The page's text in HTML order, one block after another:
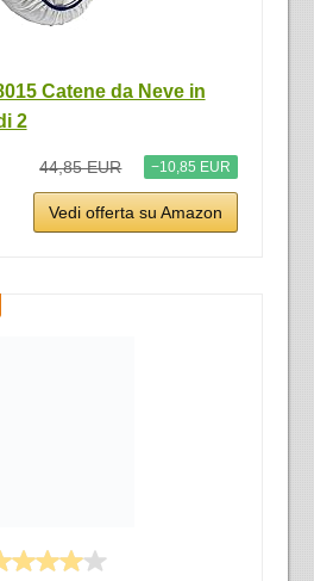
Catene da Neve in
2
44,85 EUR −10,85 EUR
Vedi offerta su Amazon